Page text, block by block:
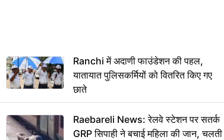
Ranchi में अदाणी फाउंडेशन की पहल,
यातायात पुलिसकर्मियों को वितरित किए गए
छाते
Raebareli News: रेलवे स्टेशन पर सतर्क
GRP सिपाही ने बचाई महिला की जान, चलती